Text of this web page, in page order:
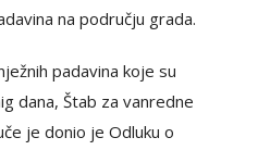
na području grada.
padavina koje su
dana, Štab za vanredne
je donio je Odluku o